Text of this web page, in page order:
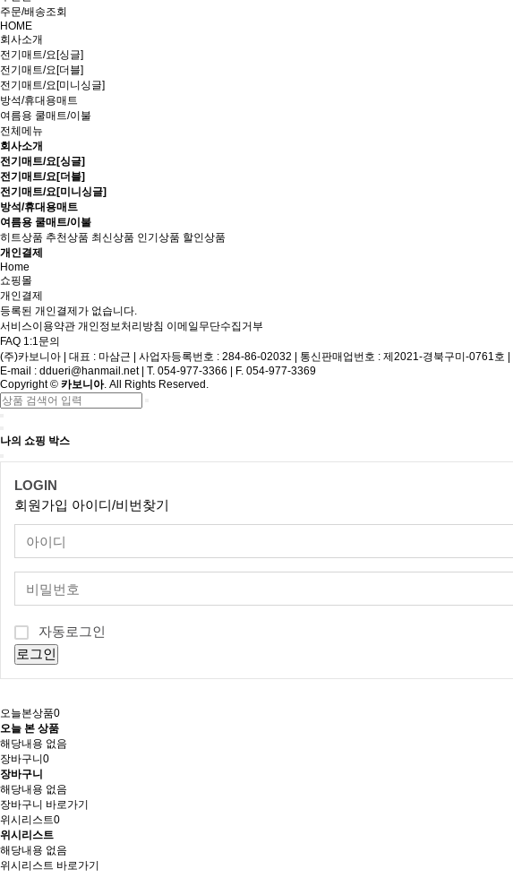
주문/배송조회
HOME
회사소개
전기매트/요[싱글]
전기매트/요[더블]
전기매트/요[미니싱글]
방석/휴대용매트
여름용 쿨매트/이불
전체메뉴
회사소개
전기매트/요[싱글]
전기매트/요[더블]
전기매트/요[미니싱글]
방석/휴대용매트
여름용 쿨매트/이불
히트상품 추천상품 최신상품 인기상품 할인상품
개인결제
Home
쇼핑몰
개인결제
등록된 개인결제가 없습니다.
서비스이용약관 개인정보처리방침 이메일무단수집거부
FAQ 1:1문의
(주)카보니아
대표 : 마삼근 사업자등록번호 : 284-86-02032 통신판매업번호 : 제2021-경북구미-0761호
E-mail : ddueri@hanmail.net T. 054-977-3366
F. 054-977-3369
Copyright© 카보니아. All Rights Reserved.
나의 쇼핑 박스
LOGIN
회원가입 아이디/비번찾기
자동로그인
로그인
오늘본상품0
오늘 본 상품
해당내용 없음
장바구니0
장바구니
해당내용 없음
장바구니 바로가기
위시리스트0
위시리스트
해당내용 없음
위시리스트 바로가기